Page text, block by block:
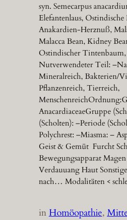
syn. Semecarpus
Elefantenlaus,
Anakardien-Herznuß,
Malacca Bean, Kidney
Ostindischer
Nutverwendeter Teil:
Mineralreich, Bakterien/
Pflanzenreich, Tierreich,
AnacardiaceaeGruppe
(Scholten): –Periode
Polychrest: –Miasma: –
Geist & Gemüt Furcht
Bewegungsapparat
Verdauuang Haut
nach… Modalitäten <
inHomöopathie,